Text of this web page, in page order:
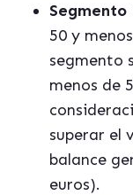
Segmento
50 y
segmento
menos de
superar el
balance
euros).